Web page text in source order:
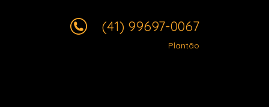
(41) 99697-0067
Plantão